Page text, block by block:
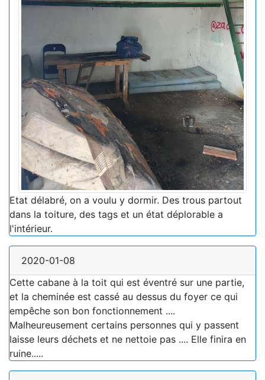
Etat délabré, on a voulu y dormir. Des trous partout
dans la toiture, des tags et un état déplorable a
l'intérieur.
2020-01-08
Cette cabane à la toit qui est éventré sur une partie,
et la cheminée est cassé au dessus du foyer ce qui
empêche son bon fonctionnement ....
Malheureusement certains personnes qui y passent
laisse leurs déchets et ne nettoie pas .... Elle finira en
ruine.....